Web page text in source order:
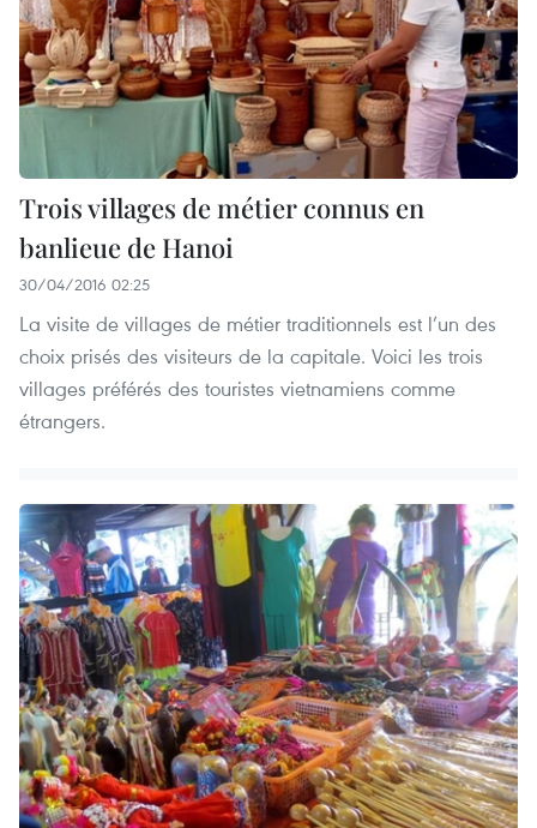
Trois villages de métier connus en
banlieue de Hanoi
30/04/2016 02:25
La visite de villages de métier traditionnels est l’un des
choix prisés des visiteurs de la capitale. Voici les trois
villages préférés des touristes vietnamiens comme
étrangers.